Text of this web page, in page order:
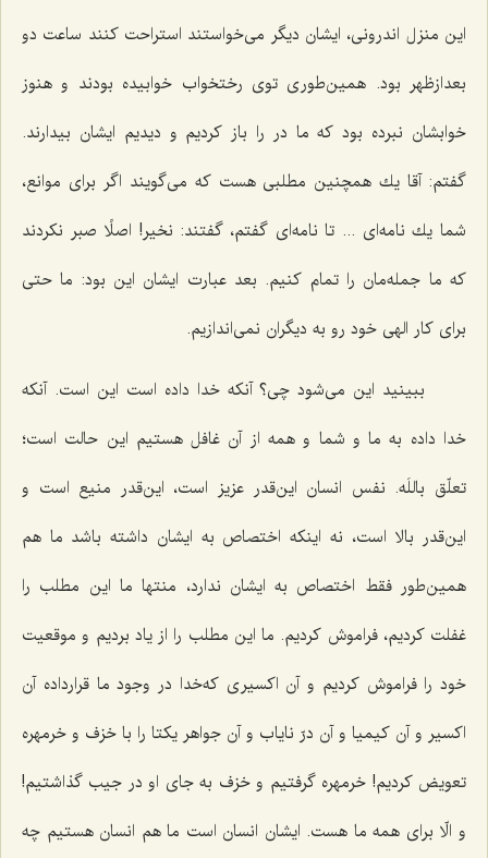
این منزل اندرونی، ایشان دیگر می‌خواستند استراحت كنند ساعت دو
بعدازظهر بود. همین‌طوری توی رختخواب خوابیده بودند و هنوز
خوابشان نبرده بود كه ما در را باز كردیم و دیدیم ایشان بیدارند.
گفتم: آقا یك همچنین مطلبی هست كه می‌گویند اگر برای موانع،
شما یك نامه‌ای ... تا نامه‌ای گفتم، گفتند: نخیر! اصلًا صبر نكردند
كه ما جمله‌مان را تمام كنیم. بعد عبارت ایشان این بود: ما حتی
برای كار الهی خود رو به دیگران نمی‌اندازیم.
ببینید این می‌شود چی؟ آنكه خدا داده است این است. آنكه
خدا داده به ما و شما و همه از آن غافل هستیم این حالت است؛
تعلّق باللَه. نفس انسان این‌قدر عزیز است، این‌قدر منیع است و
این‌قدر بالا است، نه اینكه اختصاص به ایشان داشته باشد ما هم
همین‌طور فقط اختصاص به ایشان ندارد، منتها ما این مطلب را
غفلت كردیم، فراموش كردیم. ما این مطلب را از یاد بردیم و موقعیت
خود را فراموش كردیم و آن اكسیری كه‌خدا در وجود ما قرارداده آن
اكسیر و آن كیمیا و آن درّ نایاب و آن جواهر یكتا را با خزف و خرمهره
تعویض كردیم! خرمهره گرفتیم و خزف به جای او در جیب گذاشتیم!
و الّا برای همه ما هست. ایشان انسان است ما هم انسان هستیم چه